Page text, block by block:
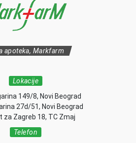
apoteka, Markfarm
Lokacije
149/8, Novi Beograd
27d/51, Novi Beograd
za Zagreb 18, TC Zmaj
Telefon